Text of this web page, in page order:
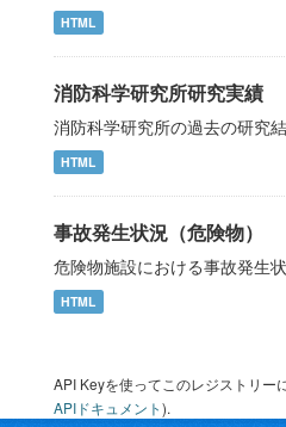
HTML
消防科学研究所研究実績
消防科学研究所の過去の研究
HTML
事故発生状況（危険物）
危険物施設における事故発生
HTML
API Keyを使ってこのレジストリー
APIドキュメント).